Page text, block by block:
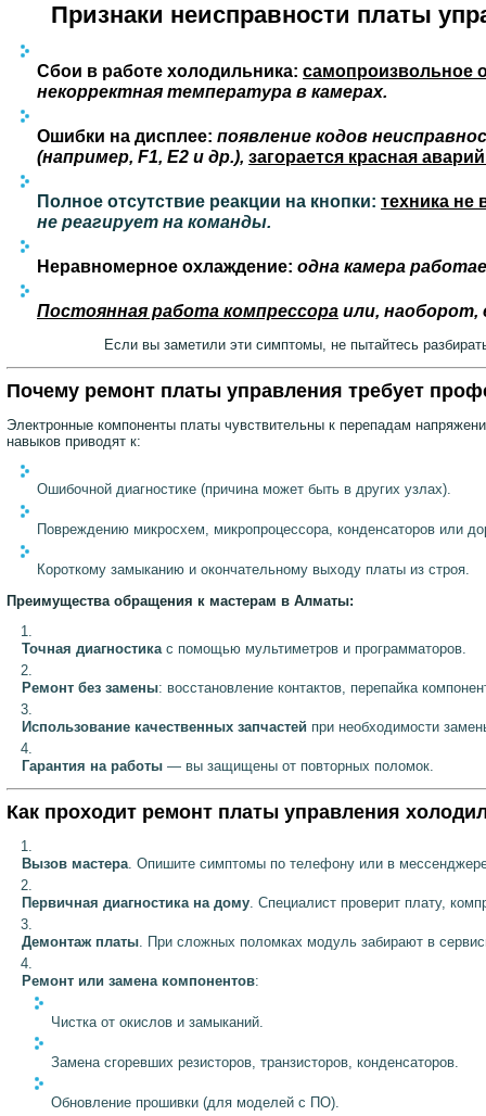
Признаки неисправности платы
Сбои в работе холодильника: самопроизвольное
некорректная температура в камерах.
Ошибки на дисплее: появление кодов
(например, F1, E2 и др.), загорается красная
Полное отсутствие реакции на кнопки: техника не
не реагирует на команды.
Неравномерное охлаждение: одна камера
Постоянная работа компрессора или, наоборот,
Если вы заметили эти симптомы, не пытайтесь
Почему ремонт платы управления требует
Электронные компоненты платы чувствительны к перепадам
навыков приводят к:
Ошибочной диагностике (причина может быть в других узлах).
Повреждению микросхем, микропроцессора, конденсаторов или
Короткому замыканию и окончательному выходу платы из строя.
Преимущества обращения к мастерам в Алматы:
Точная диагностикас помощью мультиметров и программаторов.
Ремонт без замены: восстановление контактов, перепайка
Использование качественных запчастей при необходимости
Гарантия на работы — вы защищены от повторных поломок.
Как проходит ремонт платы управления
Вызов мастера. Опишите симптомы по телефону или в
Первичная диагностика на дому. Специалист проверит плату,
Демонтаж платы. При сложных поломках модуль забирают в
Ремонт или замена компонентов:
Чистка от окислов и замыканий.
Замена сгоревших резисторов, транзисторов, конденсаторов.
Обновление прошивки (для моделей с ПО).